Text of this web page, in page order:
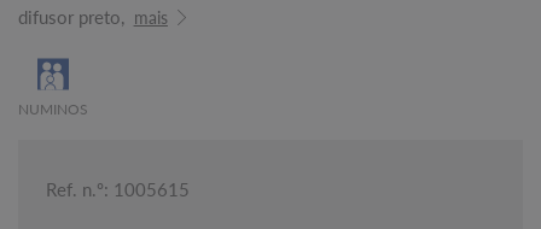
difusor preto, mais
NUMINOS
Ref. n.º: 1005615